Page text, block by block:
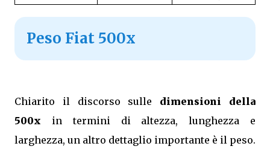
Peso Fiat 500x
Chiarito il discorso sulle dimensioni della
500x in termini di altezza, lunghezza e
larghezza, un altro dettaglio importante è il peso.